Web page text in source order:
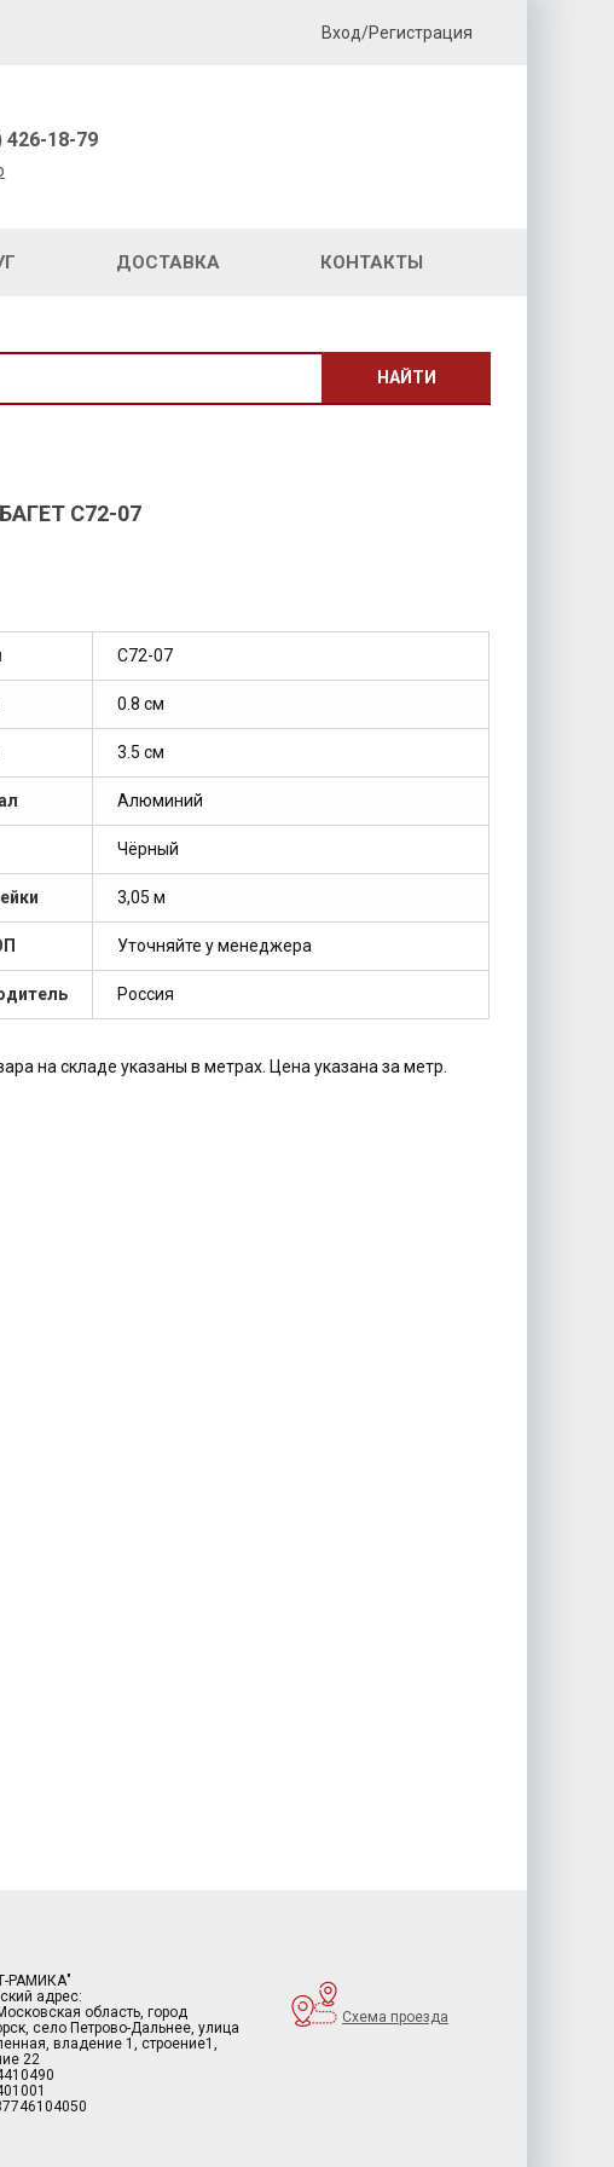
Вход/Регистрация
426-18-79
ДОСТАВКА КОНТАКТЫ
НАЙТИ
C72-07
C72-07
0.8 см
3.5 см
Алюминий
Чёрный
3,05 м
Уточняйте у менеджера
Россия
на складе указаны в метрах. Цена указана за метр.
РАМИКА"
адрес:
область, город
село Петрово-Дальнее, улица
владение 1, строение1,
22
Схема проезда